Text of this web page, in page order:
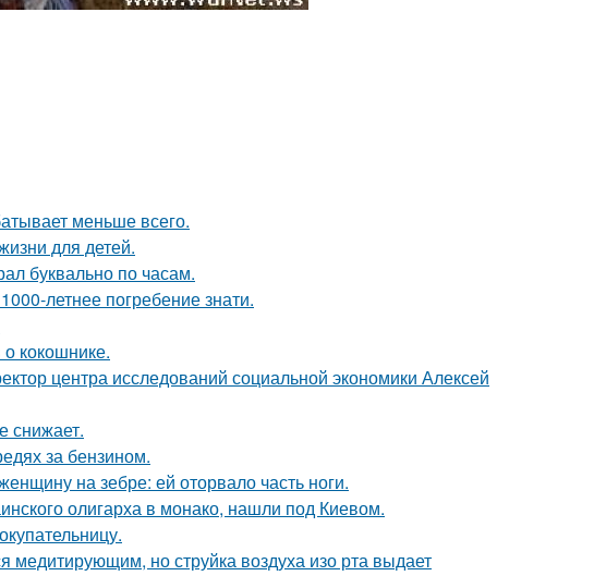
меньше всего.
для детей.
буквально по часам.
летнее погребение знати.
о кокошнике.
центра исследований социальной экономики Алексей
снижает.
за бензином.
на зебре: ей оторвало часть ноги.
олигарха в монако, нашли под Киевом.
но струйка воздуха изо рта выдает